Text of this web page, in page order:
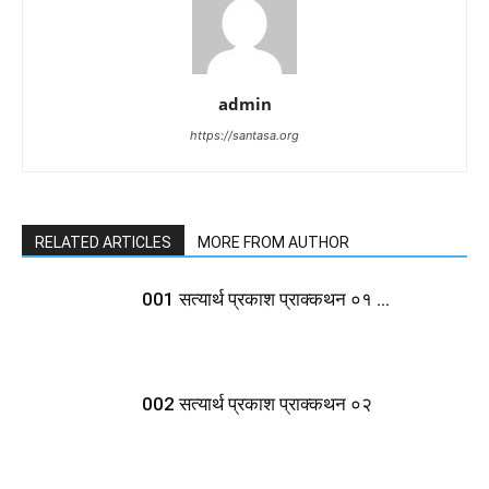
admin
https://santasa.org
RELATED ARTICLES MORE FROM AUTHOR
001 सत्यार्थ प्रकाश प्राक्कथन ०१ …
002 सत्यार्थ प्रकाश प्राक्कथन ०२